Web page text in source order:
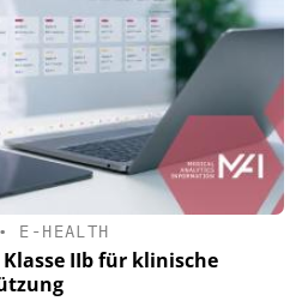
E-HEALTH
IIb für klinische